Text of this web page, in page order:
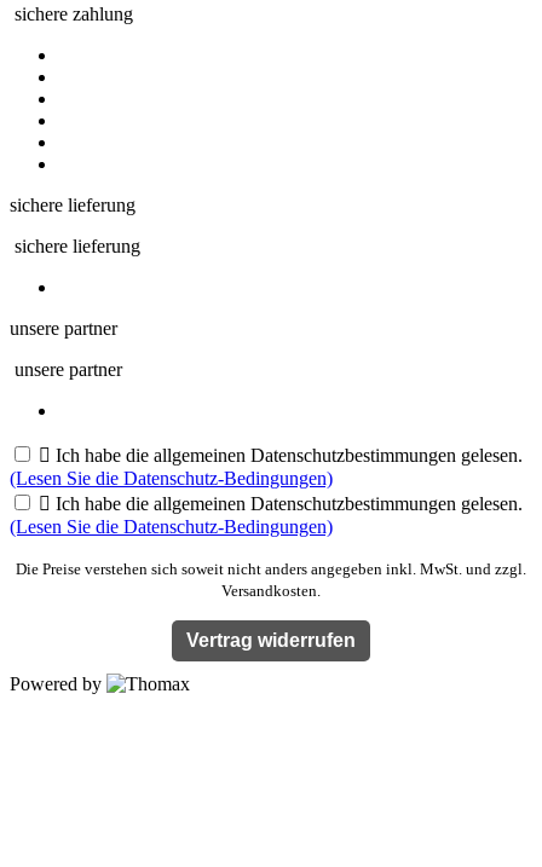
sichere zahlung
sichere lieferung
sichere lieferung
unsere partner
unsere partner
 Ich habe die allgemeinen Datenschutzbestimmungen gelesen.
(Lesen Sie die Datenschutz-Bedingungen)
 Ich habe die allgemeinen Datenschutzbestimmungen gelesen.
(Lesen Sie die Datenschutz-Bedingungen)
Die Preise verstehen sich soweit nicht anders angegeben inkl. MwSt. und zzgl.
Versandkosten.
Vertrag widerrufen
Powered by